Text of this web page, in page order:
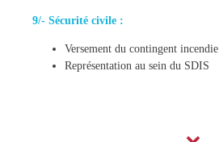
9/- Sécurité civile :
Versement du contingent incendie
Représentation au sein du SDIS